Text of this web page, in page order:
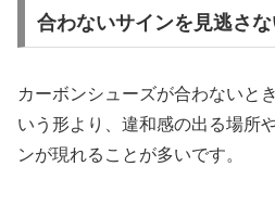
合わないサインを見逃さ
カーボンシューズが合わないと
いう形より、違和感の出る場所
ンが現れることが多いです。